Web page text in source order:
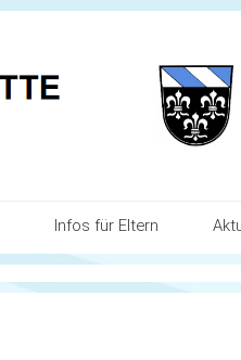
Infos für Eltern
Eingewöhnung